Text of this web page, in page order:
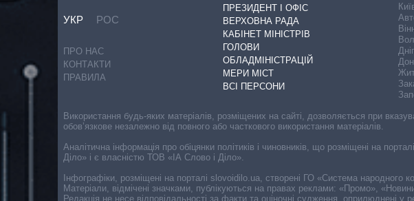
УКР РОС
ПРО НАС
КОНТАКТИ
ПРАВИЛА
ПРЕЗИДЕНТ І ОФІС
ВЕРХОВНА РАДА
КАБІНЕТ МІНІСТРІВ
ГОЛОВИ
ОБЛАДМІНІСТРАЦІЙ
МЕРИ МІСТ
ВСІ ПЕРСОНИ
Використання будь-яких матеріалів, розміщених на сайті, дозволяється при
обов’язкове незалежно від повного або часткового використання матеріалів.
Аналітична інформація про обіцянки політиків і чиновників, що розміщені на
Діло» і є власністю ТОВ «ІА Слово і Діло».
Інфографіки, розміщені на порталі slovoidilo.ua, створені ГО «Система
Матеріали, відмічені значками, публікуються на правах реклами: «Промо»,
Редакція не несе відповідальності за факти та оціночні судження, оприлюднені